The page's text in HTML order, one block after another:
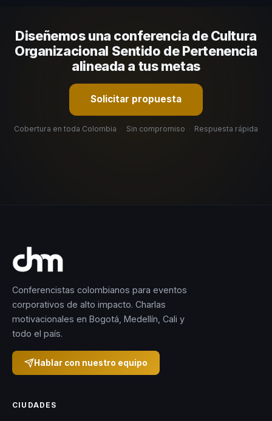
organizacional. En CHM Colombia te ayudamos con una
selección estratégica basada en estos criterios.
Diseñemos una conferencia de Cultura
Organizacional Sentido de Pertenencia
alineada a tus metas
Solicitar propuesta
Cobertura en toda Colombia · Sin compromiso · Respuesta rápida
Conferencistas colombianos para eventos
corporativos de alto impacto. Charlas
motivacionales en Bogotá, Medellín, Cali y
todo el país.
Hablar con nuestro equipo
CIUDADES